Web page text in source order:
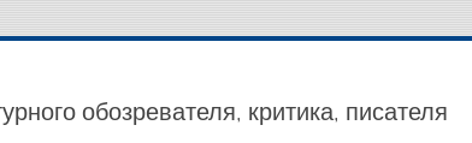
обозревателя, критика, писателя